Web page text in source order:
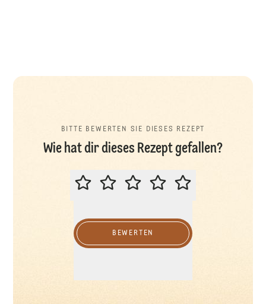
BITTE BEWERTEN SIE DIESES REZEPT
Wie hat dir dieses Rezept gefallen?
BITTE BEWERTEN SIE DIESES
BEWERTEN